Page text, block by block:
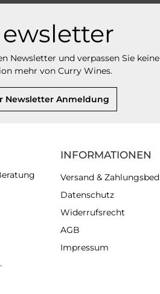
Newsletter und verpassen Sie
mehr von Curry Wines.
Newsletter Anmeldung
.
INFORMATIONEN
Versand &
Datenschutz
Widerrufsrecht
AGB
Impressum